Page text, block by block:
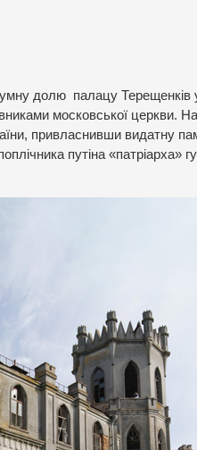
долю палацу Терещенків
московської церкви.
привласнивши видатну
путіна «патріарха»